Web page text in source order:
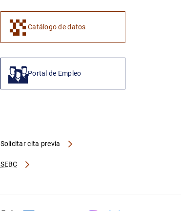
Catálogo de datos
Portal de Empleo
SEBC
Solicitar cita previa